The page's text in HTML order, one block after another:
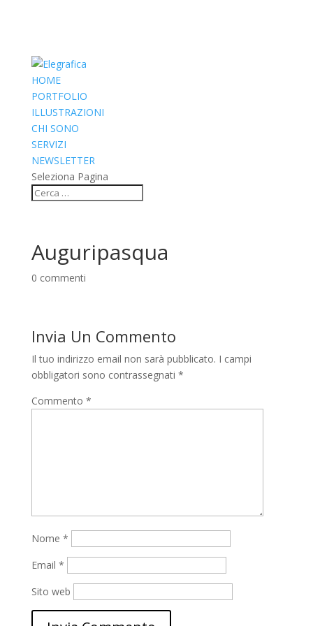
HOME
PORTFOLIO
ILLUSTRAZIONI
CHI SONO
SERVIZI
NEWSLETTER
Seleziona Pagina
Auguripasqua
0 commenti
Invia Un Commento
Il tuo indirizzo email non sarà pubblicato. I campi
obbligatori sono contrassegnati *
Commento *
Nome *
Email *
Sito web